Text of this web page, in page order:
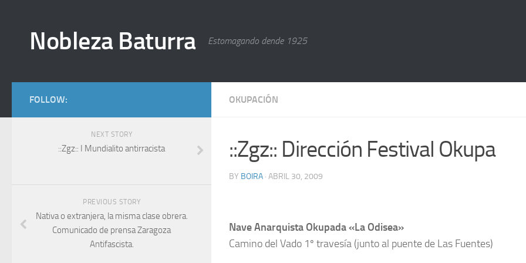
Nobleza Baturra Estomagando dende 1925
OKUPACIÓN
::Zgz:: Dirección Festival Okupa
BY BOIRA · ABRIL 30, 2009
Nave Anarquista Okupada «La Odisea»
Camino del Vado 1º travesía (junto al puente de Las Fuentes)
FOLLOW:
NEXT STORY
::Zgz:: I Mundialito antirracista
PREVIOUS STORY
Nativa o extranjera, la misma clase obrera.
Comunicado de prensa Zaragoza
Antifascista.